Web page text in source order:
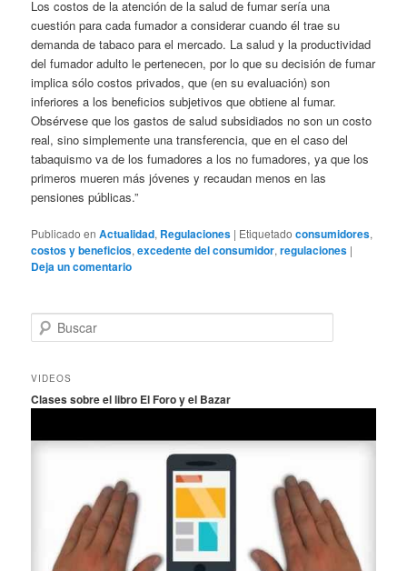
Los costos de la atención de la salud de fumar sería una
cuestión para cada fumador a considerar cuando él trae su
demanda de tabaco para el mercado. La salud y la productividad
del fumador adulto le pertenecen, por lo que su decisión de fumar
implica sólo costos privados, que (en su evaluación) son
inferiores a los beneficios subjetivos que obtiene al fumar.
Obsérvese que los gastos de salud subsidiados no son un costo
real, sino simplemente una transferencia, que en el caso del
tabaquismo va de los fumadores a los no fumadores, ya que los
primeros mueren más jóvenes y recaudan menos en las
pensiones públicas.”
Publicado en Actualidad, Regulaciones | Etiquetado consumidores,
costos y beneficios,excedente del consumidor,regulaciones |
Deja un comentario
u
c
r
VIDEOS
Clases sobre el libro El Foro y el Bazar